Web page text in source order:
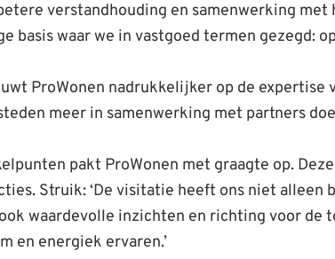
verstandhouding en samenwerking met
basis waar we in vastgoed termen gezegd:
ProWonen nadrukkelijker op de expertise
meer in samenwerking met partners
pakt ProWonen met graagte op.
Struik: ‘De visitatie heeft ons niet alleen
waardevolle inzichten en richting voor de
en energiek ervaren.’